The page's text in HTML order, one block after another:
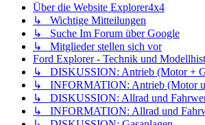
Über die Website Explorer4x4
↳ Wichtige Mitteilungen
↳ Suche Im Forum über Google
↳ Mitglieder stellen sich vor
Ford Explorer - Technik und
↳ DISKUSSION: Antrieb (Motor +
↳ INFORMATION: Antrieb (Motor
↳ DISKUSSION: Allrad und
↳ INFORMATION: Allrad und